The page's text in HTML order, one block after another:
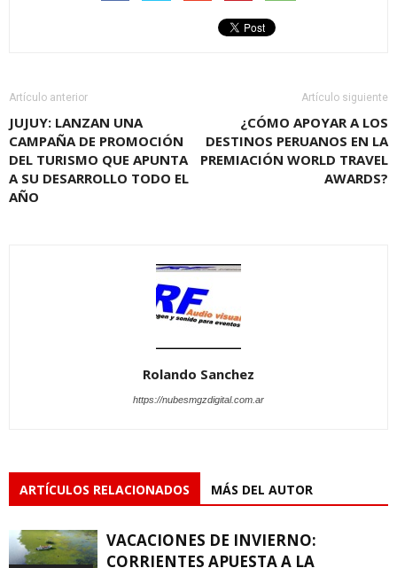
Artículo anterior
JUJUY: LANZAN UNA
CAMPAÑA DE PROMOCIÓN
DEL TURISMO QUE APUNTA
A SU DESARROLLO TODO EL
AÑO
Artículo siguiente
¿CÓMO APOYAR A LOS
DESTINOS PERUANOS EN LA
PREMIACIÓN WORLD TRAVEL
AWARDS?
Rolando Sanchez
https://nubesmgzdigital.com.ar
ARTÍCULOS RELACIONADOS MÁS DEL AUTOR
VACACIONES DE INVIERNO:
CORRIENTES APUESTA A LA